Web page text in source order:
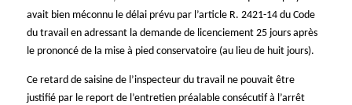
avait bien méconnu le délai prévu par l’article R. 2421-14 du Code
du travail en adressant la demande de licenciement 25 jours après
le prononcé de la mise à pied conservatoire (au lieu de huit jours).
Ce retard de saisine de l’inspecteur du travail ne pouvait être
justifié par le report de l’entretien préalable consécutif à l’arrêt